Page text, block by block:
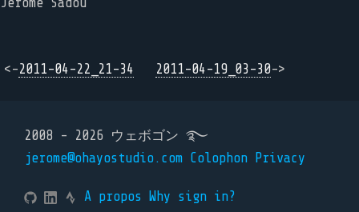
<-2011-04-22_21-34 2011-04-19_03-30->
2008 - 2026 ウェボゴン ࿐
jerome@ohayostudio.com Colophon Privacy
A propos Why sign in?